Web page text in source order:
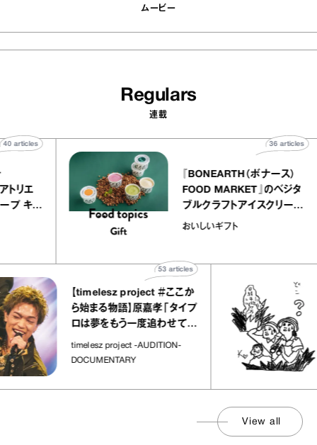
ムービー
Regulars
連載
ー アトリエ
クレープ キャ
40articles
『BONEARTH（ボナース）
FOOD MARKET』のベジ
ブルクラフトアイスクリー
｜真野知子の「おいしい
おいしいギフト
36
【timelesz project ＃ここか
ら始まる物語】原嘉孝「タイプ
ロは夢をもう一度追わせてく
timelesz project -AUDITION-
DOCUMENTARY
articles
View all